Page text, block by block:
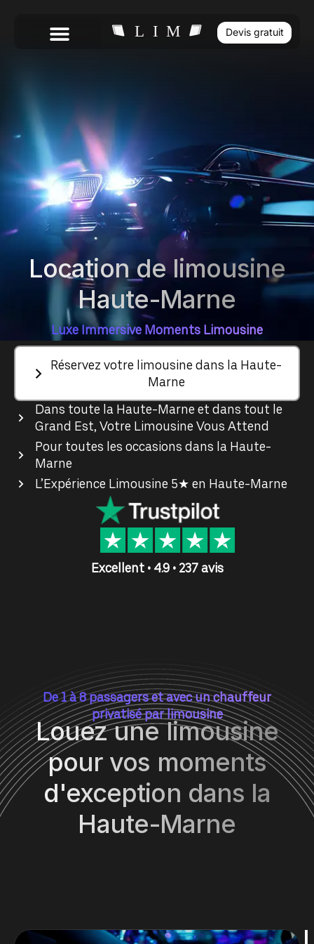
Devis gratuit
Location de limousine
Haute-Marne
Luxe Immersive Moments Limousine
Réservez votre limousine dans la Haute-
Marne
Dans toute la Haute-Marne et dans tout le
Grand Est, Votre Limousine Vous Attend
Pour toutes les occasions dans la Haute-
Marne
L’Expérience Limousine 5★ en Haute-Marne
Excellent • 4.9 • 237 avis
De 1 à 8 passagers et avec un chauffeur
privatisé par limousine
Louez une limousine
pour vos moments
d'exception dans la
Haute-Marne